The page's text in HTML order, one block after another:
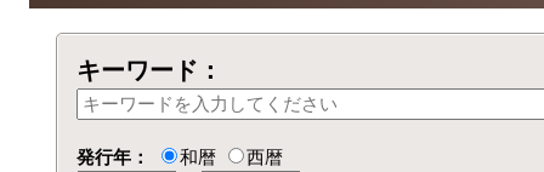
キーワード：
発行年： 和暦
西暦